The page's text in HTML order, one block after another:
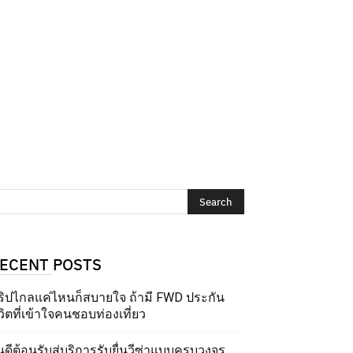
POSTS
ปไกลแค่ไหนก็สบายใจ ถ้ามี FWD ประกัน
ตที่เข้าใจคนชอบท่องเที่ยว